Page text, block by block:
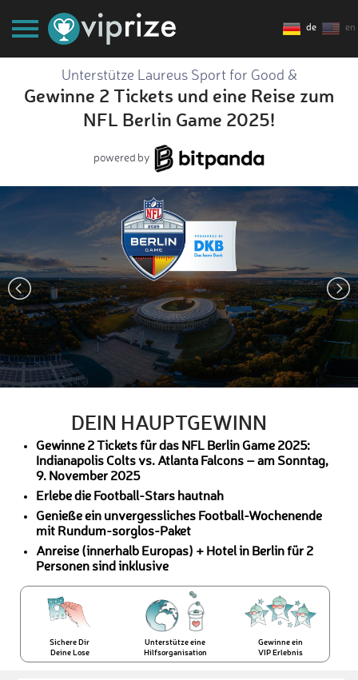
de en
Unterstütze Laureus Sport for Good &
Gewinne 2 Tickets und eine Reise zum
NFL Berlin Game 2025!
powered by
DEIN HAUPTGEWINN
Gewinne 2 Tickets für das NFL Berlin Game 2025:
Indianapolis Colts vs. Atlanta Falcons – am Sonntag,
9. November 2025
Erlebe die Football-Stars hautnah
Genieße ein unvergessliches Football-Wochenende
mit Rundum-sorglos-Paket
Anreise (innerhalb Europas) + Hotel in Berlin für 2
Personen sind inklusive
Sichere Dir
Deine Lose
Unterstütze eine
Hilfsorganisation
Gewinne ein
VIP Erlebnis